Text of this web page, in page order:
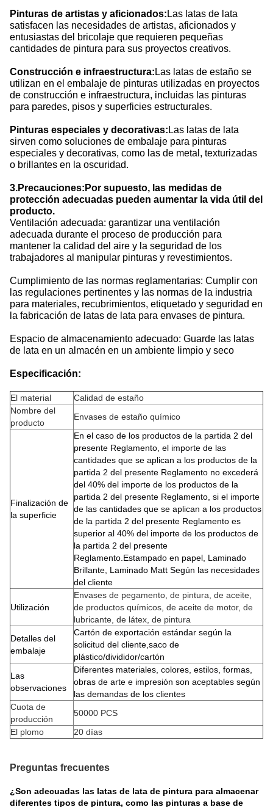
Pinturas de artistas y aficionados:Las latas de lata
satisfacen las necesidades de artistas, aficionados y
entusiastas del bricolaje que requieren pequeñas
cantidades de pintura para sus proyectos creativos.
Construcción e infraestructura:Las latas de estaño se
utilizan en el embalaje de pinturas utilizadas en proyectos
de construcción e infraestructura, incluidas las pinturas
para paredes, pisos y superficies estructurales.
Pinturas especiales y decorativas:Las latas de lata
sirven como soluciones de embalaje para pinturas
especiales y decorativas, como las de metal, texturizadas
o brillantes en la oscuridad.
3.Precauciones:Por supuesto, las medidas de
protección adecuadas pueden aumentar la vida útil del
producto.
Ventilación adecuada: garantizar una ventilación
adecuada durante el proceso de producción para
mantener la calidad del aire y la seguridad de los
trabajadores al manipular pinturas y revestimientos.
Cumplimiento de las normas reglamentarias: Cumplir con
las regulaciones pertinentes y las normas de la industria
para materiales, recubrimientos, etiquetado y seguridad en
la fabricación de latas de lata para envases de pintura.
Espacio de almacenamiento adecuado: Guarde las latas
de lata en un almacén en un ambiente limpio y seco
Especificación:
El material
Calidad de estaño
Nombre del
producto
Envases de estaño químico
Finalización de
la superficie
En el caso de los productos de la partida 2 del
presente Reglamento, el importe de las
cantidades que se aplican a los productos de la
partida 2 del presente Reglamento no excederá
del 40% del importe de los productos de la
partida 2 del presente Reglamento, si el importe
de las cantidades que se aplican a los productos
de la partida 2 del presente Reglamento es
superior al 40% del importe de los productos de
la partida 2 del presente
Reglamento.Estampado en papel, Laminado
Brillante, Laminado Matt Según las necesidades
del cliente
Utilización
Envases de pegamento, de pintura, de aceite,
de productos químicos, de aceite de motor, de
lubricante, de látex, de pintura
Detalles del
embalaje
Cartón de exportación estándar según la
solicitud del cliente,saco de
plástico/divididor/cartón
Las
observaciones
Diferentes materiales, colores, estilos, formas,
obras de arte e impresión son aceptables según
las demandas de los clientes
Cuota de
producción
50000 PCS
El plomo
20 días
Preguntas frecuentes
¿Son adecuadas las latas de lata de pintura para almacenar
diferentes tipos de pintura, como las pinturas a base de